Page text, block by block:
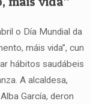
o Día Mundial da
máis vida”, cun
hábitos saudábeis
A alcaldesa,
García, deron